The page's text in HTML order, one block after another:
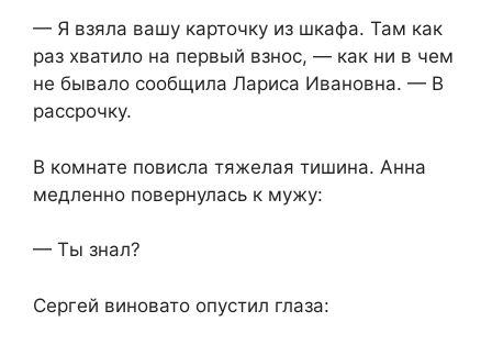
— Я взяла вашу карточку из шкафа. Там как
раз хватило на первый взнос, — как ни в чем
не бывало сообщила Лариса Ивановна. — В
рассрочку.
В комнате повисла тяжелая тишина. Анна
медленно повернулась к мужу:
— Ты знал?
Сергей виновато опустил глаза: